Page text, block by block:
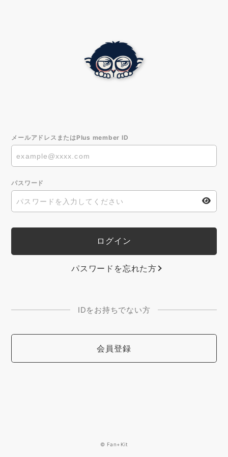
メールアドレスまたはPlus member ID
パスワード
パスワードを忘れた方
IDをお持ちでない方
会員登録
© Fan+Kit